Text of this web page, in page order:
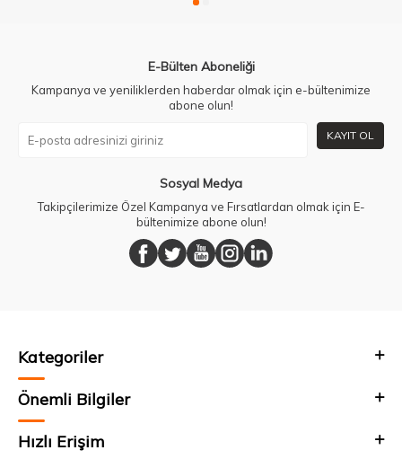
E-Bülten Aboneliği
Kampanya ve yeniliklerden haberdar olmak için e-bültenimize
abone olun!
KAYIT OL
Sosyal Medya
Takipçilerimize Özel Kampanya ve Fırsatlardan olmak için E-
bültenimize abone olun!
Kategoriler
Önemli Bilgiler
Hızlı Erişim